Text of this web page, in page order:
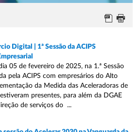
Digital | 1ª Sessão da ACIPS
05 de fevereiro de 2025, na 1.ª Sessão
pela ACIPS com empresários do Alto
da Medida das Aceleradoras de
presentes, para além da DGAE
de serviços do ...